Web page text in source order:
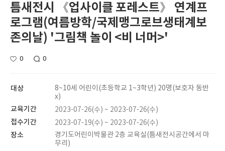
틈새전시 《업사이클 포레스트》 연계프
로그램(여름방학/국제맹그로브생태계보
존의날) '그림책 놀이 <비 너머>'
0 0
대상
8~10세 어린이(초등학교 1~3학년) 20명(보호자 동반
x)
교육기간 2023-07-26(수) ~ 2023-07-26(수)
접수기간 2023-07-19(수) ~ 2023-07-26(수)
장소
경기도어린이박물관 2층 교육실(틈새전시공간에서 마
무리)